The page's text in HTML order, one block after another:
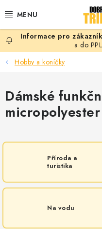
na
PRO ŽENY
PRO MUŽE
PRO DĚTI
DOPLŇKY
PRO PÁRY
VLASTNÍ MOTIV
a do
Hobby a koníčky
Dámské
Příroda a
turistika
Na vodu